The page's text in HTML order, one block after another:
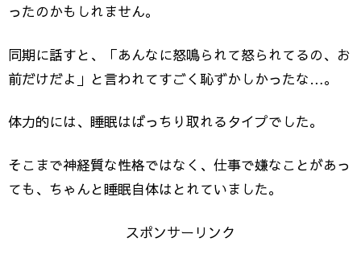
ったのかもしれません。
同期に話すと、「あんなに怒鳴られて怒られてるの、お
前だけだよ」と言われてすごく恥ずかしかったな…。
体力的には、睡眠はばっちり取れるタイプでした。
そこまで神経質な性格ではなく、仕事で嫌なことがあっ
ても、ちゃんと睡眠自体はとれていました。
スポンサーリンク